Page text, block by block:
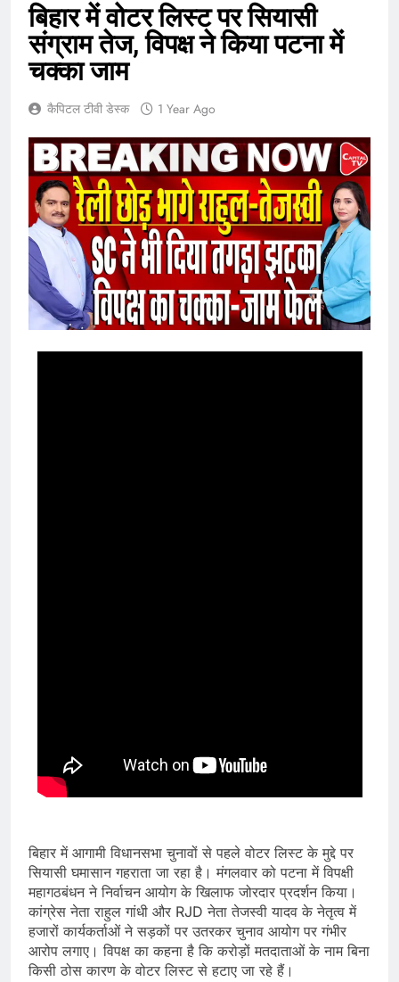
बिहार में वोटर लिस्ट पर सियासी
संग्राम तेज, विपक्ष ने किया पटना में
चक्का जाम
कैपिटल टीवी डेस्क 1 Year Ago
बिहार में आगामी विधानसभा चुनावों से पहले वोटर लिस्ट के मुद्दे पर
सियासी घमासान गहराता जा रहा है। मंगलवार को पटना में विपक्षी
महागठबंधन ने निर्वाचन आयोग के खिलाफ जोरदार प्रदर्शन किया।
कांग्रेस नेता राहुल गांधी और RJD नेता तेजस्वी यादव के नेतृत्व में
हजारों कार्यकर्ताओं ने सड़कों पर उतरकर चुनाव आयोग पर गंभीर
आरोप लगाए। विपक्ष का कहना है कि करोड़ों मतदाताओं के नाम बिना
किसी ठोस कारण के वोटर लिस्ट से हटाए जा रहे हैं।